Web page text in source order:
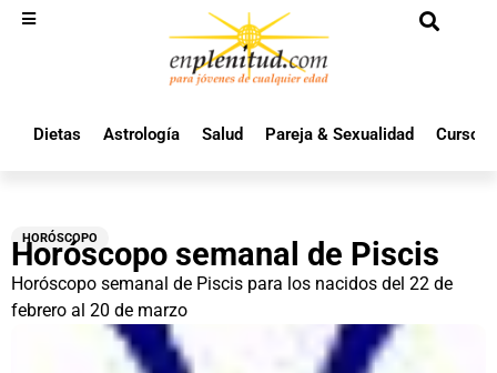
Dietas Astrología Salud Pareja & Sexualidad Cursos
HORÓSCOPO
Horóscopo semanal de Piscis
Horóscopo semanal de Piscis para los nacidos del 22 de
febrero al 20 de marzo